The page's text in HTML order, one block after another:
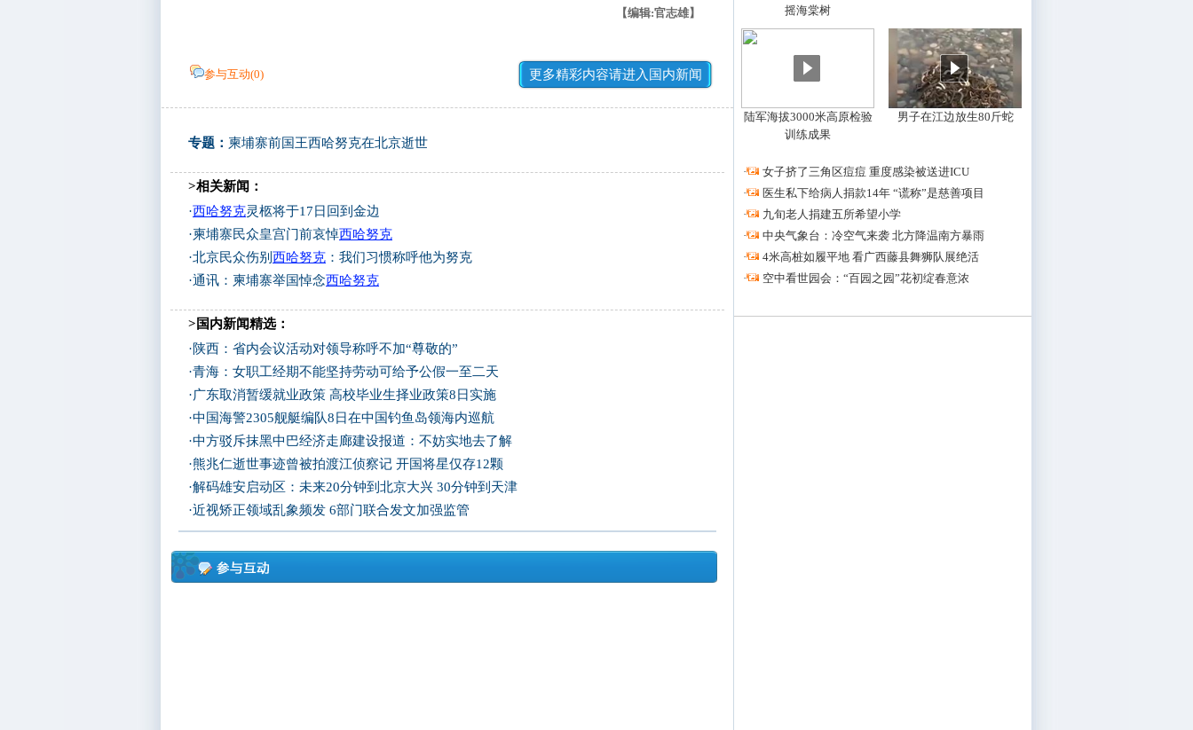
【编辑:官志雄】
参与互动(0) 更多精彩内容请进入国内新闻
专题： 柬埔寨前国王西哈努克在北京逝世
>相关新闻：
·西哈努克灵柩将于17日回到金边
·柬埔寨民众皇宫门前哀悼西哈努克
·北京民众伤别 西哈努克 ：我们习惯称呼他为努克
·通讯：柬埔寨举国悼念西哈努克
>国内新闻精选：
·陕西：省内会议活动对领导称呼不加“尊敬的”
·青海：女职工经期不能坚持劳动可给予公假一至二天
·广东取消暂缓就业政策 高校毕业生择业政策8日实施
·中国海警2305舰艇编队8日在中国钓鱼岛领海内巡航
·中方驳斥抹黑中巴经济走廊建设报道：不妨实地去了解
·熊兆仁逝世事迹曾被拍渡江侦察记 开国将星仅存12颗
·解码雄安启动区：未来20分钟到北京大兴 30分钟到天津
·近视矫正领域乱象频发 6部门联合发文加强监管
摇海棠树
陆军海拔3000米高原检验
训练成果
男子在江边放生80斤蛇
·
女子挤了三角区痘痘 重度感染被送进ICU
·
医生私下给病人捐款14年 “谎称”是慈善项目
·
九旬老人捐建五所希望小学
·
中央气象台：冷空气来袭 北方降温南方暴雨
·
4米高桩如履平地 看广西藤县舞狮队展绝活
·
空中看世园会：“百园之园”花初绽春意浓